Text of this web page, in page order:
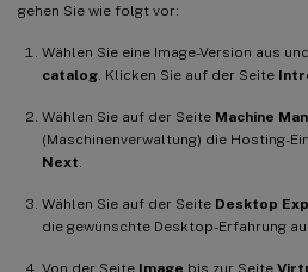
gehen Sie wie folgt vor:
Wählen Sie eine Image-Version aus
catalog . Klicken Sie auf der Seite
Wählen Sie auf der Seite Machine
(Maschinenverwaltung) die Hosting-
Next
Wählen Sie auf der Seite Desktop
die gewünschte Desktop-Erfahrung
Von der Seite Image bis zur Seite